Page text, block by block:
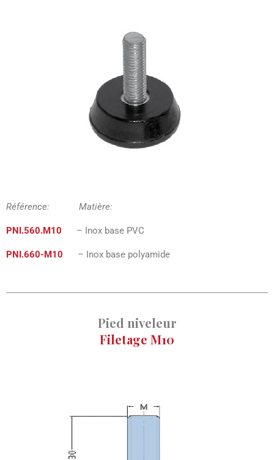
Référence: Matière:
PNI.560.M10 – Inox base PVC
PNI.660-M10 – Inox base polyamide
Pied niveleur
Filetage M10